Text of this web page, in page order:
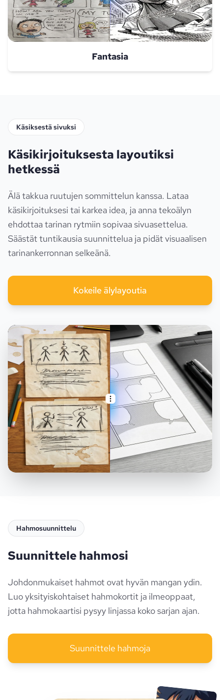
Fantasia
Käsiksestä sivuksi
Käsikirjoituksesta layoutiksi
hetkessä
Älä takkua ruutujen sommittelun kanssa. Lataa
käsikirjoituksesi tai karkea idea, ja anna tekoälyn
ehdottaa tarinan rytmiin sopivaa sivuasettelua.
Säästät tuntikausia suunnittelua ja pidät visuaalisen
tarinankerronnan selkeänä.
Kokeile älylayoutia
Hahmosuunnittelu
Suunnittele hahmosi
Johdonmukaiset hahmot ovat hyvän mangan ydin.
Luo yksityiskohtaiset hahmokortit ja ilmeoppaat,
jotta hahmokaartisi pysyy linjassa koko sarjan ajan.
Suunnittele hahmoja